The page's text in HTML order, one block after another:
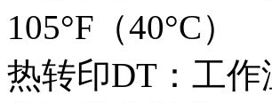
105°F（40°C）
热转印DT：工作